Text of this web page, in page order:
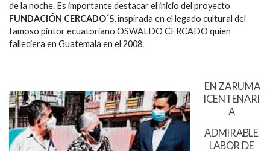
de la noche. Es importante destacar el inicio del proyecto
FUNDACIÓN CERCADO´S,inspirada en el legado cultural del
famoso pintor ecuatoriano OSWALDO CERCADO quien
falleciera en Guatemala en el 2008.
EN ZARUMA
ICENTENARI
A
ADMIRABLE
LABOR DE